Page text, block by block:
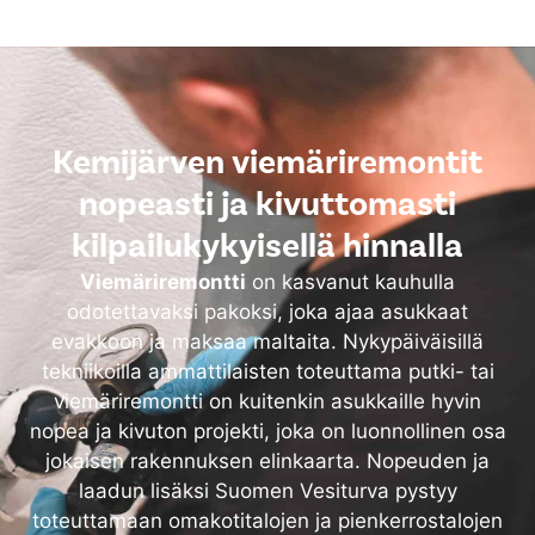
Kemijärven viemäriremontit
nopeasti ja kivuttomasti
kilpailukykyisellä hinnalla
Viemäriremontti on kasvanut kauhulla
odotettavaksi pakoksi, joka ajaa asukkaat
evakkoon ja maksaa maltaita. Nykypäiväisillä
tekniikoilla ammattilaisten toteuttama putki- tai
viemäriremontti on kuitenkin asukkaille hyvin
nopea ja kivuton projekti, joka on luonnollinen osa
jokaisen rakennuksen elinkaarta. Nopeuden ja
laadun lisäksi Suomen Vesiturva pystyy
toteuttamaan omakotitalojen ja pienkerrostalojen